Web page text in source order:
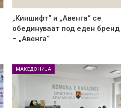
„Киншифт“ и „Авенга“ се
обединуваат под еден бренд
– „Авенга“
МАКЕДОНИЈА